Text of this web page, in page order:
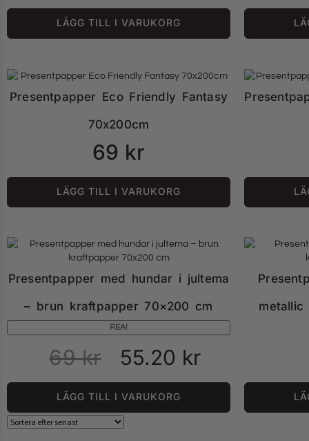
LÄGG TILL I VARUKORG
Presentpapper Eco Friendly Fantasy
70x200cm
69 kr
LÄGG TILL I VARUKORG
Presentpapper med hundar i jultema
– brun kraftpapper 70×200 cm
REA!
69kr 55.20 kr
LÄGG TILL I VARUKORG